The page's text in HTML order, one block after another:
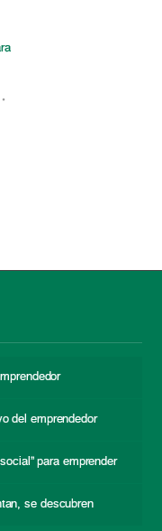
•
del emprendedor
para emprender
se descubren